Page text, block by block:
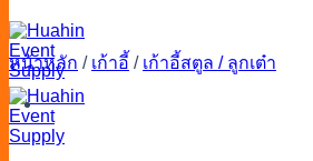
หน้าหลัก / เก้าอี้ / เก้าอี้สตูล / ลูกเต๋า